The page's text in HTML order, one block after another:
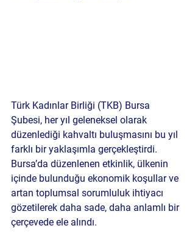
Türk Kadınlar Birliği (TKB) Bursa
Şubesi, her yıl geleneksel olarak
düzenlediği kahvaltı buluşmasını bu yıl
farklı bir yaklaşımla gerçekleştirdi.
Bursa’da düzenlenen etkinlik, ülkenin
içinde bulunduğu ekonomik koşullar ve
artan toplumsal sorumluluk ihtiyacı
gözetilerek daha sade, daha anlamlı bir
çerçevede ele alındı.